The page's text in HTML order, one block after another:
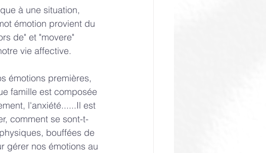
à une situation,
émotion provient du
de" et "movere"
vie affective.
émotions premières,
famille est composée
l'anxiété......Il est
comment se sont-t-
bouffées de
gérer nos émotions au